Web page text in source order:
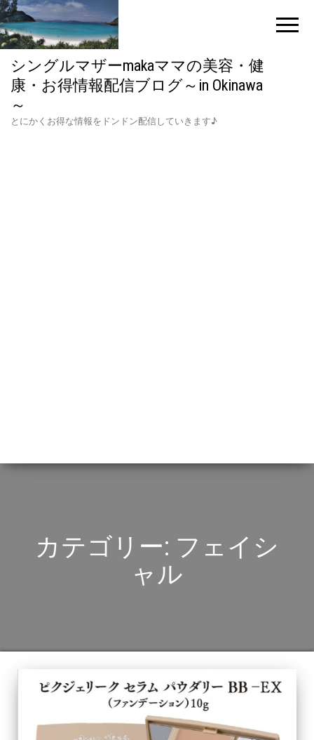
シングルマザーmakaママの美容・健
康・お得情報配信ブログ～in Okinawa
～
とにかくお得な情報をドンドン配信していきます♪
カテゴリー: フェイシ
ャル